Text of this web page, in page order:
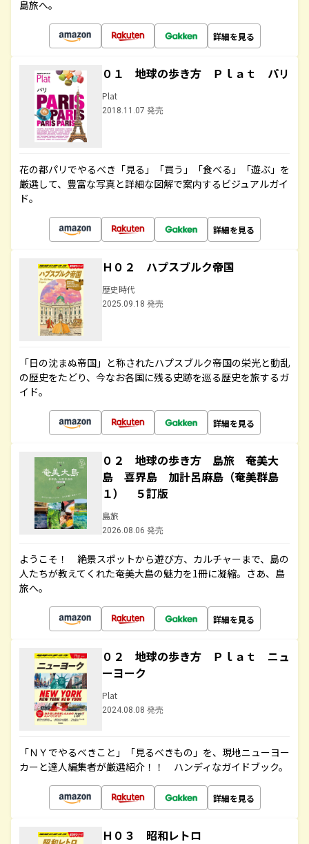
島旅へ。
詳細を見る
０１ 地球の歩き方 Ｐｌａｔ パリ
Plat
2018.11.07 発売
花の都パリでやるべき「見る」「買う」「食べる」「遊ぶ」を
厳選して、豊富な写真と詳細な図解で案内するビジュアルガイ
ド。
詳細を見る
Ｈ０２ ハプスブルク帝国
歴史時代
2025.09.18 発売
「日の沈まぬ帝国」と称されたハプスブルク帝国の栄光と動乱
の歴史をたどり、今なお各国に残る史跡を巡る歴史を旅するガ
イド。
詳細を見る
０２ 地球の歩き方 島旅 奄美大
島 喜界島 加計呂麻島（奄美群島
１） ５訂版
島旅
2026.08.06 発売
ようこそ！ 絶景スポットから遊び方、カルチャーまで、島の
人たちが教えてくれた奄美大島の魅力を1冊に凝縮。さあ、島
旅へ。
詳細を見る
０２ 地球の歩き方 Ｐｌａｔ ニュ
ーヨーク
Plat
2024.08.08 発売
「ＮＹでやるべきこと」「見るべきもの」を、現地ニューヨー
カーと達人編集者が厳選紹介！！ ハンディなガイドブック。
詳細を見る
Ｈ０３ 昭和レトロ